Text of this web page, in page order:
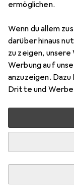
ermöglichen.
Wenn du allem
darüber hinaus
zu zeigen,
Werbung auf
anzuzeigen.
Dritte und
Duracell
4 Stk., AAA, 800
Preis in EUR inkl.
EUR
12,58
Bewertungen
Zwischen Fr,
Mehr als 10
Lieferort